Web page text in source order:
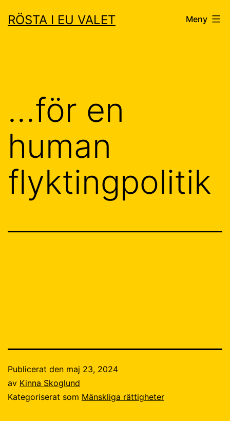
tillRÖSTA I EU VALET Meny
…för en
human
flyktingpolitik
Publicerat den maj 23, 2024
av Kinna Skoglund
Kategoriserat som Mänskliga rättigheter